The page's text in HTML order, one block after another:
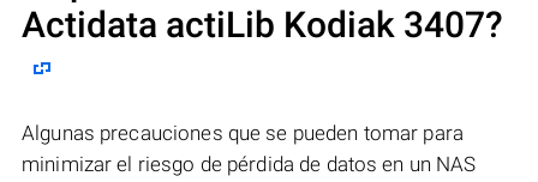
Actidata actiLib Kodiak 3407?
Algunas precauciones que se pueden tomar para
minimizar el riesgo de pérdida de datos en un NAS